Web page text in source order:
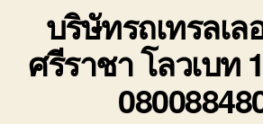
บริษัทรถเทรลเ
ศรีราชา โลวเบท